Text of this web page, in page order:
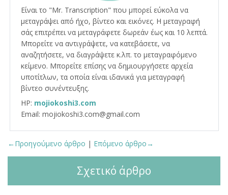
Είναι το "Mr. Transcription" που μπορεί εύκολα να
μεταγράψει από ήχο, βίντεο και εικόνες. Η μεταγραφή
σάς επιτρέπει να μεταγράφετε δωρεάν έως και 10 λεπτά.
Μπορείτε να αντιγράψετε, να κατεβάσετε, να
αναζητήσετε, να διαγράψετε κ.λπ. το μεταγραφόμενο
κείμενο. Μπορείτε επίσης να δημιουργήσετε αρχεία
υποτίτλων, τα οποία είναι ιδανικά για μεταγραφή
βίντεο συνέντευξης.
HP: mojiokoshi3.com
Email: mojiokoshi3.com@gmail.com
←Προηγούμενο άρθρο | Επόμενο άρθρο→
Σχετικό άρθρο